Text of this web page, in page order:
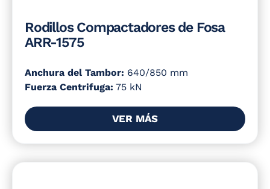
Rodillos Compactadores de Fosa
ARR-1575
Anchura del Tambor: 640/850 mm
Fuerza Centrifuga: 75 kN
VER MÁS